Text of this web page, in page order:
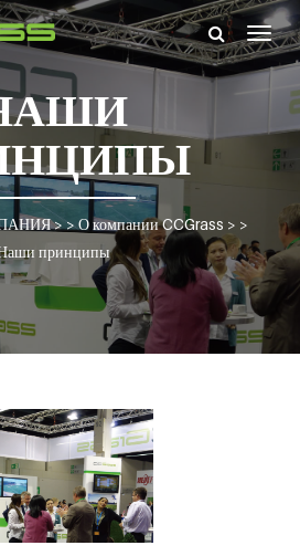
> >О компании CCGrass > >
принципы